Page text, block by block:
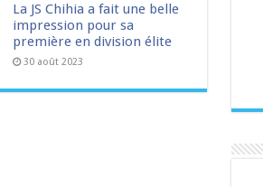
La JS Chihia a fait une belle
impression pour sa
première en division élite
30 août 2023